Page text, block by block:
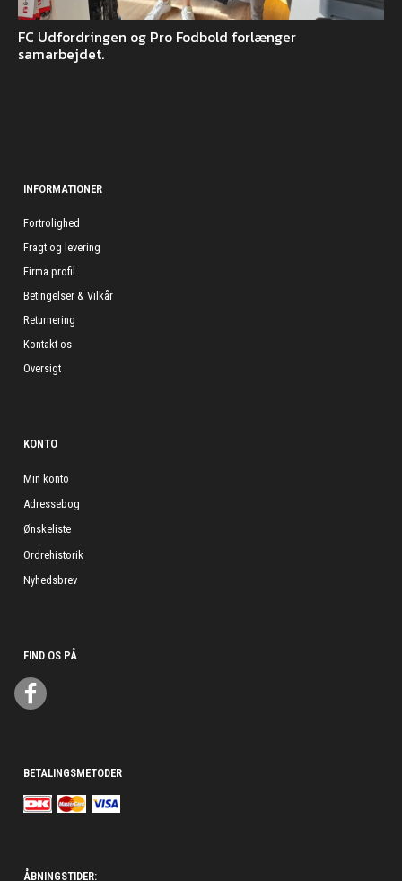
FC Udfordringen og Pro Fodbold forlænger
samarbejdet.
INFORMATIONER
Fortrolighed
Fragt og levering
Firma profil
Betingelser & Vilkår
Returnering
Kontakt os
Oversigt
KONTO
Min konto
Adressebog
Ønskeliste
Ordrehistorik
Nyhedsbrev
FIND OS PÅ
BETALINGSMETODER
ÅBNINGSTIDER: